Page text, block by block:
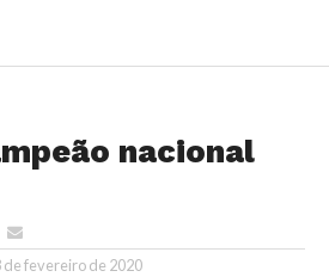
nacional
de fevereiro de 2020